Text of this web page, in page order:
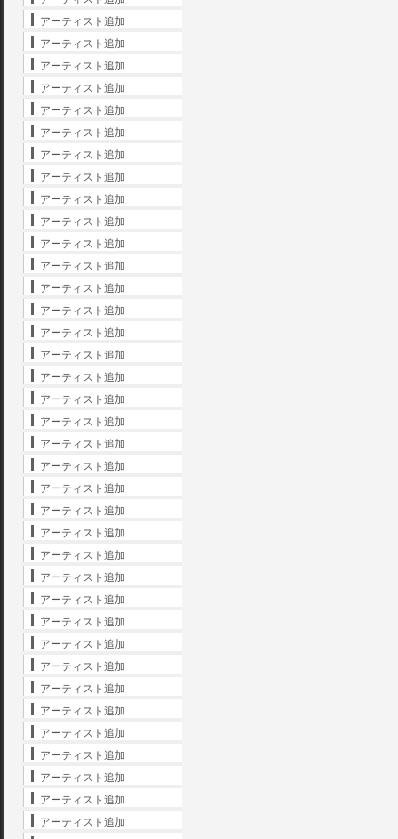
アーティスト追加
アーティスト追加
アーティスト追加
アーティスト追加
アーティスト追加
アーティスト追加
アーティスト追加
アーティスト追加
アーティスト追加
アーティスト追加
アーティスト追加
アーティスト追加
アーティスト追加
アーティスト追加
アーティスト追加
アーティスト追加
アーティスト追加
アーティスト追加
アーティスト追加
アーティスト追加
アーティスト追加
アーティスト追加
アーティスト追加
アーティスト追加
アーティスト追加
アーティスト追加
アーティスト追加
アーティスト追加
アーティスト追加
アーティスト追加
アーティスト追加
アーティスト追加
アーティスト追加
アーティスト追加
アーティスト追加
アーティスト追加
アーティスト追加